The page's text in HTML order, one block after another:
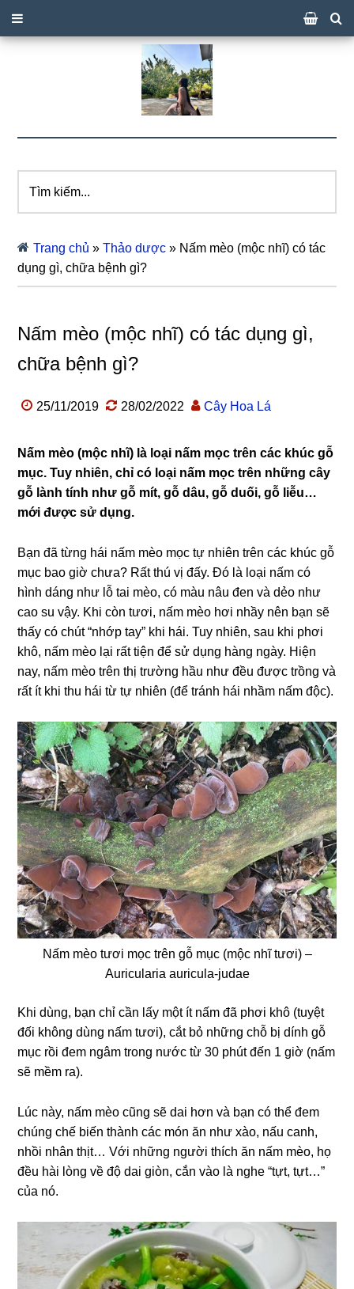
kiếm...
Trang chủ »Thảo dược » Nấm mèo (mộc nhĩ) có tác
dụng gì, chữa bệnh gì?
Nấm mèo (mộc nhĩ) có tác dụng gì,
chữa bệnh gì?
25/11/2019 28/02/2022 Cây Hoa Lá
Nấm mèo (mộc nhĩ) là loại nấm mọc trên các khúc gỗ
mục. Tuy nhiên, chỉ có loại nấm mọc trên những cây
gỗ lành tính như gỗ mít, gỗ dâu, gỗ duối, gỗ liễu…
mới được sử dụng.
Bạn đã từng hái nấm mèo mọc tự nhiên trên các khúc gỗ
mục bao giờ chưa? Rất thú vị đấy. Đó là loại nấm có
hình dáng như lỗ tai mèo, có màu nâu đen và dẻo như
cao su vậy. Khi còn tươi, nấm mèo hơi nhầy nên bạn sẽ
thấy có chút “nhớp tay” khi hái. Tuy nhiên, sau khi phơi
khô, nấm mèo lại rất tiện để sử dụng hàng ngày. Hiện
nay, nấm mèo trên thị trường hầu như đều được trồng và
rất ít khi thu hái từ tự nhiên (để tránh hái nhầm nấm độc).
Nấm mèo tươi mọc trên gỗ mục (mộc nhĩ tươi) –
Auricularia auricula-judae
Khi dùng, bạn chỉ cần lấy một ít nấm đã phơi khô (tuyệt
đối không dùng nấm tươi), cắt bỏ những chỗ bị dính gỗ
mục rồi đem ngâm trong nước từ 30 phút đến 1 giờ (nấm
sẽ mềm ra).
Lúc này, nấm mèo cũng sẽ dai hơn và bạn có thể đem
chúng chế biến thành các món ăn như xào, nấu canh,
nhồi nhân thịt… Với những người thích ăn nấm mèo, họ
đều hài lòng về độ dai giòn, cắn vào là nghe “tựt, tựt…”
của nó.